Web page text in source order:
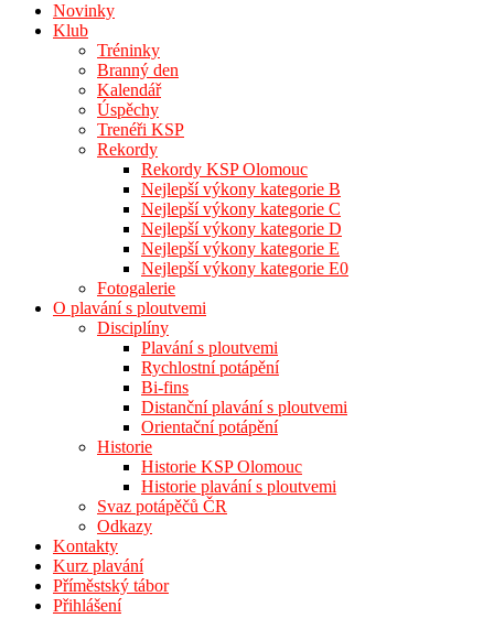
Novinky
Klub
Tréninky
Branný den
Kalendář
Úspěchy
Trenéři KSP
Rekordy
Rekordy KSP Olomouc
Nejlepší výkony kategorie B
Nejlepší výkony kategorie C
Nejlepší výkony kategorie D
Nejlepší výkony kategorie E
Nejlepší výkony kategorie E0
Fotogalerie
O plavání s ploutvemi
Disciplíny
Plavání s ploutvemi
Rychlostní potápění
Bi-fins
Distanční plavání s ploutvemi
Orientační potápění
Historie
Historie KSP Olomouc
Historie plavání s ploutvemi
Svaz potápěčů ČR
Odkazy
Kontakty
Kurz plavání
Příměstský tábor
Přihlášení